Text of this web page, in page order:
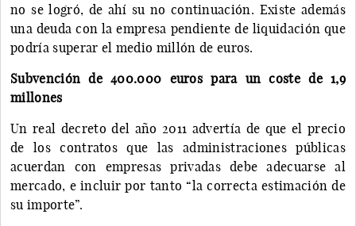
no se logró, de ahí su no continuación. Existe además
una deuda con la empresa pendiente de liquidación que
podría superar el medio millón de euros.
Subvención de 400.000 euros para un coste de 1,9
millones
Un real decreto del año 2011 advertía de que el precio
de los contratos que las administraciones públicas
acuerdan con empresas privadas debe adecuarse al
mercado, e incluir por tanto “la correcta estimación de
su importe”.